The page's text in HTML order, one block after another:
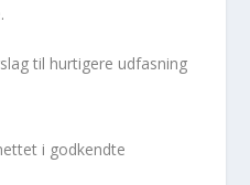
til hurtigere udfasning
i godkendte